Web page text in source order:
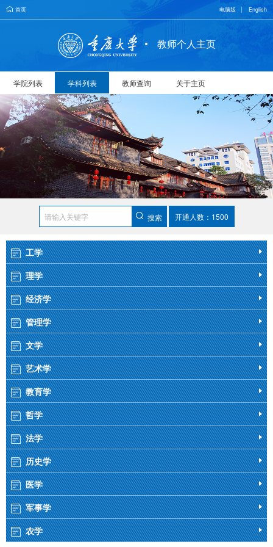
首页 电脑版 English
教师个人主页
学院列表 学科列表 教师查询 关于主页
搜索 开通人数：1500
工学
理学
经济学
管理学
文学
艺术学
教育学
哲学
法学
历史学
医学
军事学
农学